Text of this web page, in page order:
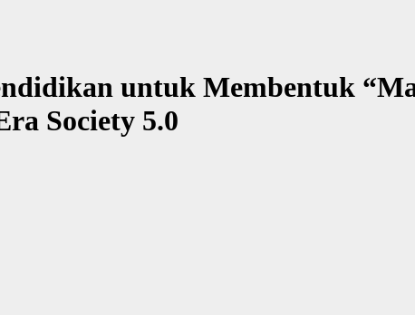
untuk Membentuk
Society 5.0